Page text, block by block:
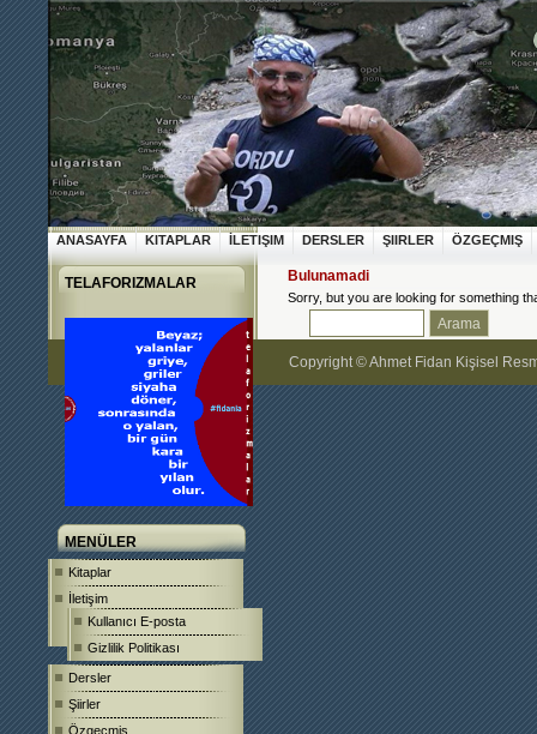
ANASAYFA KITAPLAR İLETIŞIM DERSLER ŞIIRLER ÖZGEÇMIŞ
TELAFORIZMALAR
MENÜLER
Kitaplar
İletişim
Kullanıcı E-posta
Gizlilik Politikası
Dersler
Şiirler
Özgeçmiş
Bulunamadi
Sorry, but you are looking for something
Copyright © Ahmet Fidan Kişisel